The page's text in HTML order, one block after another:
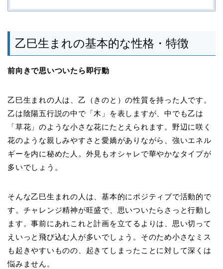
乙巳生まれの基本的な性格・特徴
前向きで思いついたら即行動
乙巳生まれの人は、乙（きのと）の性質を持った人です。
乙は陰陽五行説の中で「木」を表しますが、中でも乙は
「草花」のような小さな花にたとえられます。野辺に咲く
花のような親しみやすさと愛嬌がありながら、強いエネル
ギーを内に秘めた人。外見もオシャレで華やかなタイプが
多いでしょう。
そんな乙巳生まれの人は、基本的にポジティブで活動的で
す。チャレンジ精神が旺盛で、思いついたらさっと行動し
ます。事前にあれこれと計画を立てるよりは、思い切って
えいっと飛び込む人が多いでしょう。そのため小さなミス
も起きやすいものの、起きてしまったことに対して深くは
悩みません。